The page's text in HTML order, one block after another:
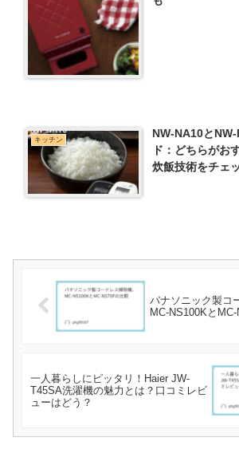
キッチン
NW-NA10と
ド：どちらがお
炊飯技術をチェ
パナソニック製コ
MC-NS100Kと
一人暮らしにピッタリ！Haier JW-
T45SA洗濯機の魅力とは？口コミレビ
ューはどう？